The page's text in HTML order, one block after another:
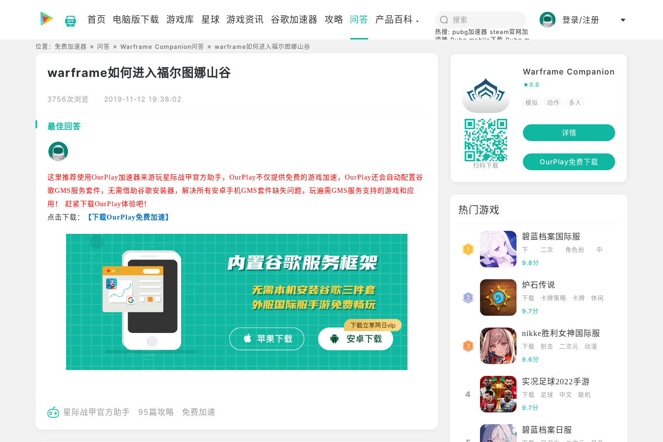
首页 电脑版下载 游戏库 星球 游戏资讯 谷歌加速器 攻略 问答 产品百科
热搜: pubg加速器 steam官网加
速器 Pubg mobile下载 Pubg m
登录/注册
位置： 免费加速器 问答 Warframe Companion问答 warframe如何进入福尔图娜山谷
warframe如何进入福尔图娜山谷
3756次浏览 2019-11-12 19:38:02
最佳回答
这里推荐使用OurPlay加速器来游玩星际战甲官方助手， OurPlay不仅提供免费的游戏加速， OurPlay还会自动配置谷
歌GMS服务套件，无需借助谷歌安装器，解决所有安卓手机GMS套件缺失问题，玩遍需GMS服务支持的游戏和应
用！ 赶紧下载OurPlay体验吧！
点击下载：
【下载OurPlay免费加速】
星际战甲官方助手 95篇攻略 免费加速
扫码下载
Warframe Companion
9.8
模拟 动作 多人
详情
OurPlay免费下载
热门游戏
碧蓝档案国际服
下
载
二次
角色扮
中
9.8分
炉石传说
下载 卡牌策略 卡牌
休闲
9.7分
nikke胜利女神国际服
下载 射击 二次元
动漫
9.6分
4
实况足球2022手游
下载 足球 中文
联机
9.7分
碧蓝档案日服